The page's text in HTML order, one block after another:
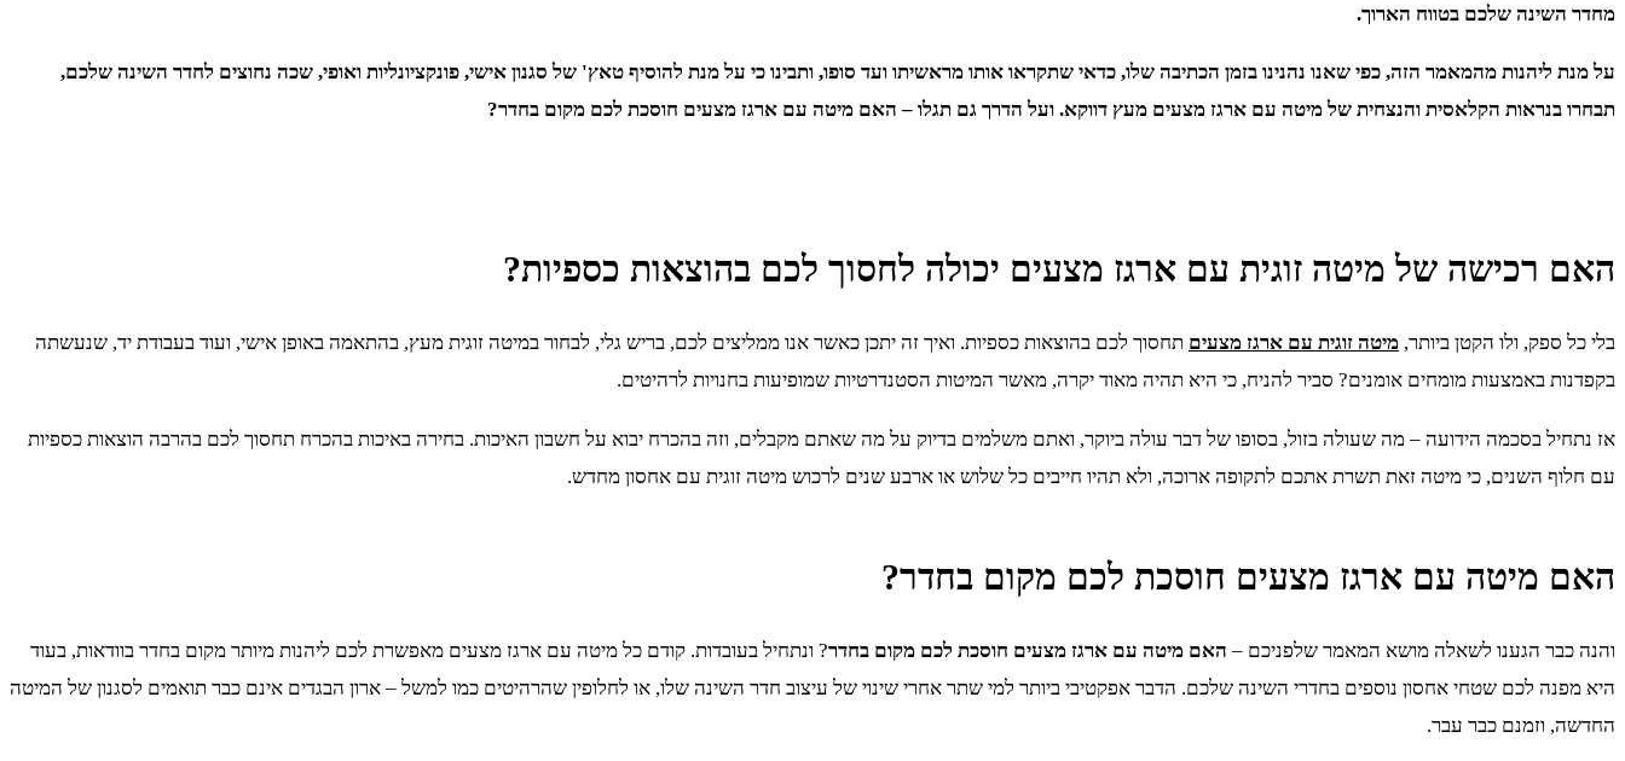
מחדר השינה שלכם בטווח הארוך.
על מנת ליהנות מהמאמר הזה, כפי שאנו נהנינו בזמן הכתיבה שלו, כדאי שתקראו אותו מראשיתו ועד סופו, ותבינו כי על מנת להוסיף טאץ' של סגנון אישי, פונקציונליות ואופי, שכה נחוצים לחדר השינה שלכם,
תבחרו בנראות הקלאסית והנצחית של מיטה עם ארגז מצעים מעץ דווקא. ועל הדרך גם תגלו – האם מיטה עם ארגז מצעים חוסכת לכם מקום בחדר?
האם רכישה של מיטה זוגית עם ארגז מצעים יכולה לחסוך לכם בהוצאות כספיות?
בלי כל ספק, ולו הקטן ביותר, מיטה זוגית עם ארגז מצעים תחסוך לכם בהוצאות כספיות. ואיך זה יתכן כאשר אנו ממליצים לכם, בריש גלי, לבחור במיטה זוגית מעץ, בהתאמה באופן אישי, ועוד בעבודת יד, שנעשתה
בקפדנות באמצעות מומחים אומנים? סביר להניח, כי היא תהיה מאוד יקרה, מאשר המיטות הסטנדרטיות שמופיעות בחנויות לרהיטים.
אז נתחיל בסכמה הידועה – מה שעולה בזול, בסופו של דבר עולה ביוקר, ואתם משלמים בדיוק על מה שאתם מקבלים, וזה בהכרח יבוא על חשבון האיכות. בחירה באיכות בהכרח תחסוך לכם בהרבה הוצאות כספיות
עם חלוף השנים, כי מיטה זאת תשרת אתכם לתקופה ארוכה, ולא תהיו חייבים כל שלוש או ארבע שנים לרכוש מיטה זוגית עם אחסון מחדש.
האם מיטה עם ארגז מצעים חוסכת לכם מקום בחדר?
והנה כבר הגענו לשאלה מושא המאמר שלפניכם – האם מיטה עם ארגז מצעים חוסכת לכם מקום בחדר? ונתחיל בעובדות. קודם כל מיטה עם ארגז מצעים מאפשרת לכם ליהנות מיותר מקום בחדר בוודאות, בעוד
היא מפנה לכם שטחי אחסון נוספים בחדרי השינה שלכם. הדבר אפקטיבי ביותר למי שתר אחרי שינוי של עיצוב חדר השינה שלו, או לחלופין שהרהיטים כמו למשל – ארון הבגדים אינם כבר תואמים לסגנון של המיטה
החדשה, וזמנם כבר עבר.